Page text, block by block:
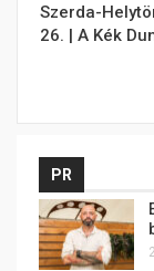
Szerda-
26. | A Kék
PR